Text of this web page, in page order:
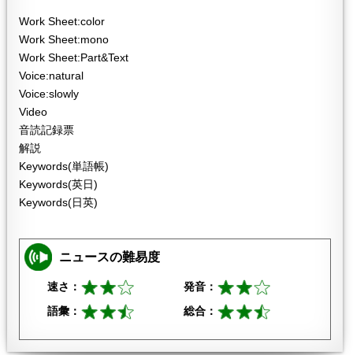
Work Sheet:color
Work Sheet:mono
Work Sheet:Part&Text
Voice:natural
Voice:slowly
Video
音読記録票
解説
Keywords(単語帳)
Keywords(英日)
Keywords(日英)
ニュースの難易度
速さ：
発音：
語彙：
総合：